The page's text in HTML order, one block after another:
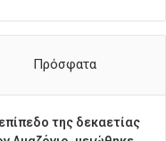
Πρόσφατα
της δεκαετίας